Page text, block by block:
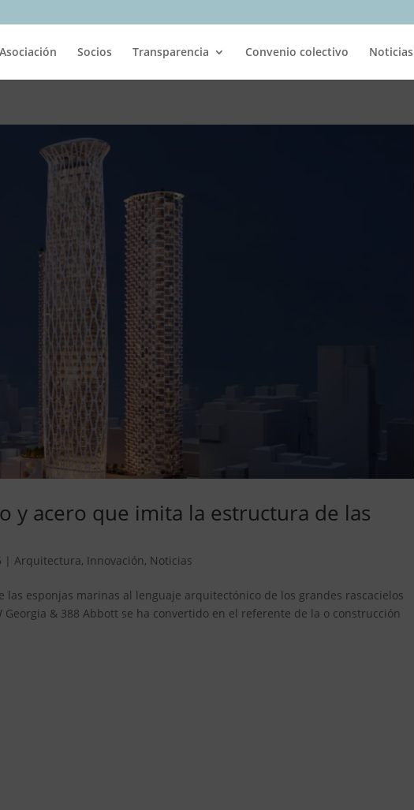
Socios Transparencia Convenio colectivo Noticias
y acero que imita la estructura de las
|Arquitectura, Innovación, Noticias
esponjas marinas al lenguaje arquitectónico de los grandes rascacielos
Georgia & 388 Abbott se ha convertido en el referente de la o construcción